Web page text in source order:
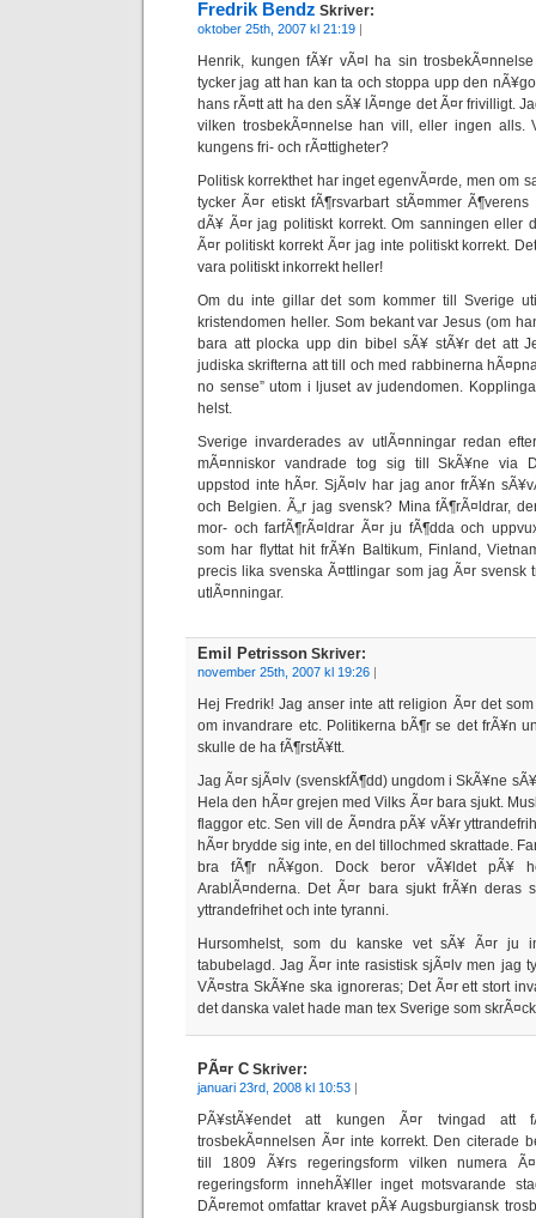
Fredrik Bendz Skriver:
oktober 25th, 2007 kl 21:19 |
Henrik, kungen fÃ¥r vÃ¤l ha sin
tycker jag att han kan ta och stoppa upp den
hans rÃ¤tt att ha den sÃ¥ lÃ¤nge det Ã¤r frivilligt.
vilken trosbekÃ¤nnelse han vill, eller ingen alls.
kungens fri- och rÃ¤ttigheter?
Politisk korrekthet har inget egenvÃ¤rde, men om
tycker Ã¤r etiskt fÃ¶rsvarbart stÃ¤mmer
dÃ¥ Ã¤r jag politiskt korrekt. Om sanningen eller
Ã¤r politiskt korrekt Ã¤r jag inte politiskt korrekt.
vara politiskt inkorrekt heller!
Om du inte gillar det som kommer till Sverige
kristendomen heller. Som bekant var Jesus (om
bara att plocka upp din bibel sÃ¥ stÃ¥r det att
judiska skrifterna att till och med rabbinerna
no sense” utom i ljuset av judendomen.
helst.
Sverige invarderades av utlÃ¤nningar redan
mÃ¤nniskor vandrade tog sig till SkÃ¥ne via
uppstod inte hÃ¤r. SjÃ¤lv har jag anor frÃ¥n
och Belgien. Ã„r jag svensk? Mina fÃ¶rÃ¤ldrar,
mor- och farfÃ¶rÃ¤ldrar Ã¤r ju fÃ¶dda och
som har flyttat hit frÃ¥n Baltikum, Finland,
precis lika svenska Ã¤ttlingar som jag Ã¤r svensk
utlÃ¤nningar.
Emil Petrisson Skriver:
november 25th, 2007 kl 19:26 |
Hej Fredrik! Jag anser inte att religion Ã¤r det
om invandrare etc. Politikerna bÃ¶r se det frÃ¥n
skulle de ha fÃ¶rstÃ¥tt.
Jag Ã¤r sjÃ¤lv (svenskfÃ¶dd) ungdom i SkÃ¥ne
Hela den hÃ¤r grejen med Vilks Ã¤r bara sjukt.
flaggor etc. Sen vill de Ã¤ndra pÃ¥ vÃ¥r
hÃ¤r brydde sig inte, en del tillochmed skrattade.
bra fÃ¶r nÃ¥gon. Dock beror vÃ¥ldet pÃ¥
ArablÃ¤nderna. Det Ã¤r bara sjukt frÃ¥n deras
yttrandefrihet och inte tyranni.
Hursomhelst, som du kanske vet sÃ¥ Ã¤r ju
tabubelagd. Jag Ã¤r inte rasistisk sjÃ¤lv men jag
VÃ¤stra SkÃ¥ne ska ignoreras; Det Ã¤r ett stort
det danska valet hade man tex Sverige som
PÃ¤r C Skriver:
januari 23rd, 2008 kl 10:53 |
PÃ¥stÃ¥endet att kungen Ã¤r tvingad att
trosbekÃ¤nnelsen Ã¤r inte korrekt. Den citerade
till 1809 Ã¥rs regeringsform vilken numera
regeringsform innehÃ¥ller inget motsvarande
DÃ¤remot omfattar kravet pÃ¥ Augsburgiansk